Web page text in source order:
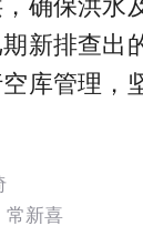
确保洪水
新排查出
库管理，
常新喜